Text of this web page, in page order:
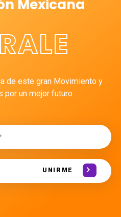
Mexicana
de este gran Movimiento y
por un mejor futuro.
UNIRME